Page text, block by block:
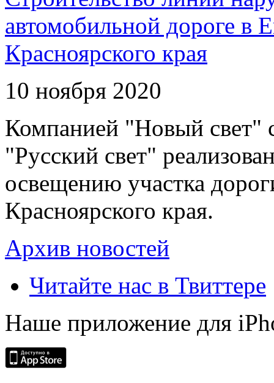
автомобильной дороге в
Красноярского края
10 ноября 2020
Компанией "Новый свет"
"Русский свет"
освещению участка
Красноярского края.
Архив новостей
Читайте нас в Твиттере
Наше приложение для